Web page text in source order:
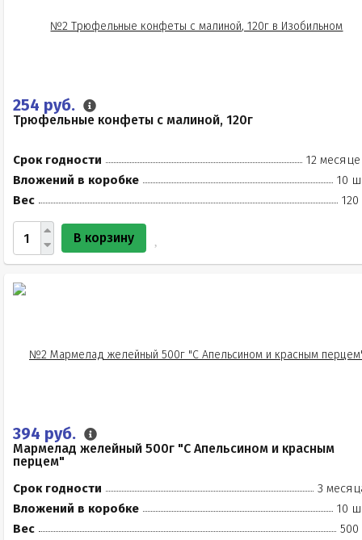
254 руб.
Трюфельные конфеты с малиной, 120г
Срок годности
12
Вложений в коробке
10
Вес
120
В корзину
394 руб.
Мармелад желейный 500г "С Апельсином и красным
перцем"
Срок годности
3
Вложений в коробке
10
Вес
500